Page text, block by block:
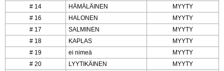
# 14
HÄMÄLÄINEN
MYYTY
# 16
HALONEN
MYYTY
# 17
SALMINEN
MYYTY
# 18
KAPLAS
MYYTY
# 19
ei nimeä
MYYTY
# 20
LYYTIKÄINEN
MYYTY